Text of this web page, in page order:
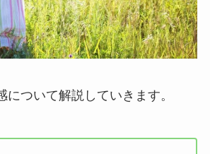
について解説していきます。